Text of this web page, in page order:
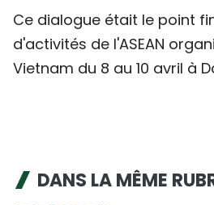
Ce dialogue était le point
d'activités de l'ASEAN
Vietnam du 8 au 10 avril à
DANS LA MÊME